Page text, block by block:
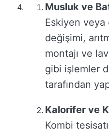
Musluk ve
Eskiyen veya
değişimi,
montajı ve
gibi işlemler
tarafından
Kalorifer ve
Kombi